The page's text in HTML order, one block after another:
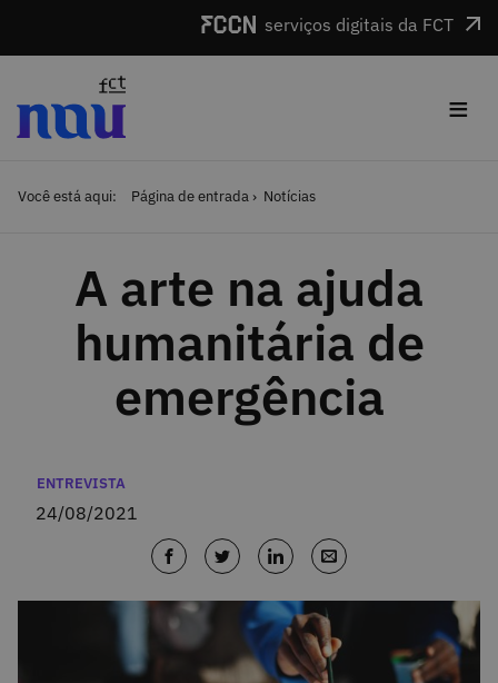
serviços digitais da FCT
≡
Você está aqui: Página de entrada Notícias
A arte na ajuda
humanitária de
emergência
Categorias
ENTREVISTA
24/08/2021